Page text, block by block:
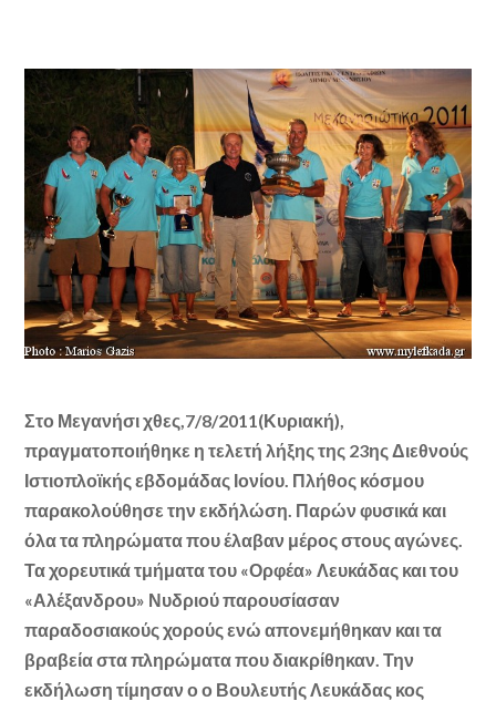
Στο Μεγανήσι χθες,7/8/2011(Κυριακή),
πραγματοποιήθηκε η τελετή λήξης της 23ης Διεθνούς
Ιστιοπλοϊκής εβδομάδας Ιονίου. Πλήθος κόσμου
παρακολούθησε την εκδήλώση. Παρών φυσικά και
όλα τα πληρώματα που έλαβαν μέρος στους αγώνες.
Τα χορευτικά τμήματα του «Ορφέα» Λευκάδας και του
«Αλέξανδρου» Νυδριού παρουσίασαν
παραδοσιακούς χορούς ενώ απονεμήθηκαν και τα
βραβεία στα πληρώματα που διακρίθηκαν. Την
εκδήλωση τίμησαν ο ο Βουλευτής Λευκάδας κος